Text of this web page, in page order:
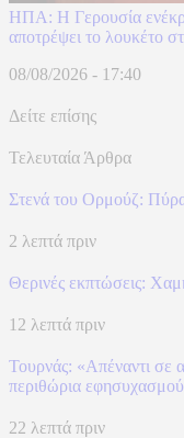
ΗΠΑ: Η Γερουσία
αποτρέψει το λουκέτο
08/08/2026 - 17:40
Δείτε επίσης
Τελευταία Άρθρα
Στενά του Ορμούζ:
2 λεπτά πριν
Θερινές εκπτώσεις:
12 λεπτά πριν
Τουρνάς: «Απέναντι σε
περιθώρια
22 λεπτά πριν